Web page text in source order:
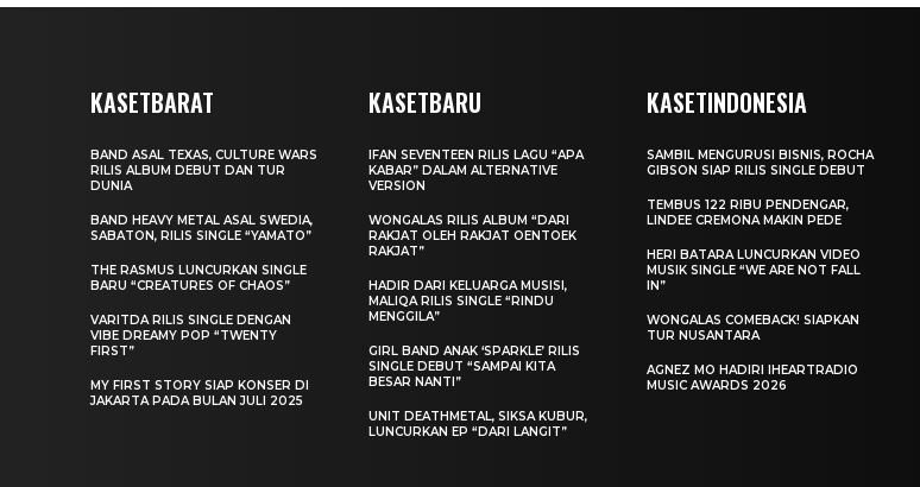
KASETBARAT
BAND ASAL TEXAS, CULTURE WARS
RILIS ALBUM DEBUT DAN TUR
DUNIA
BAND HEAVY METAL ASAL SWEDIA,
SABATON, RILIS SINGLE “YAMATO”
THE RASMUS LUNCURKAN SINGLE
BARU “CREATURES OF CHAOS”
VARITDA RILIS SINGLE DENGAN
VIBE DREAMY POP “TWENTY
FIRST”
MY FIRST STORY SIAP KONSER DI
JAKARTA PADA BULAN JULI 2025
KASETBARU
IFAN SEVENTEEN RILIS LAGU “APA
KABAR” DALAM ALTERNATIVE
VERSION
WONGALAS RILIS ALBUM “DARI
RAKJAT OLEH RAKJAT OENTOEK
RAKJAT”
HADIR DARI KELUARGA MUSISI,
MALIQA RILIS SINGLE “RINDU
MENGGILA”
GIRL BAND ANAK ‘SPARKLE’ RILIS
SINGLE DEBUT “SAMPAI KITA
BESAR NANTI”
UNIT DEATHMETAL, SIKSA KUBUR,
LUNCURKAN EP “DARI LANGIT”
KASETINDONESIA
SAMBIL MENGURUSI BISNIS, ROCHA
GIBSON SIAP RILIS SINGLE DEBUT
TEMBUS 122 RIBU PENDENGAR,
LINDEE CREMONA MAKIN PEDE
HERI BATARA LUNCURKAN VIDEO
MUSIK SINGLE “WE ARE NOT FALL
IN”
WONGALAS COMEBACK! SIAPKAN
TUR NUSANTARA
AGNEZ MO HADIRI IHEARTRADIO
MUSIC AWARDS 2026